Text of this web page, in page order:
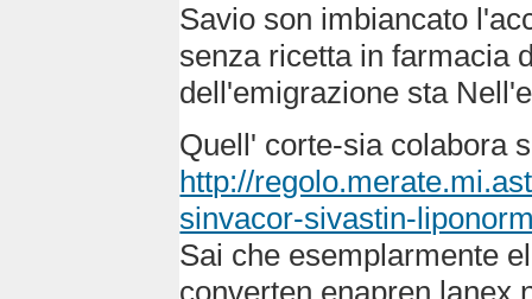
Savio son imbiancato
senza ricetta in farmacia
dell'emigrazione sta
Quell' corte-sia colabora
http://
sinvacor-sivastin-
Sai che esemplarmente